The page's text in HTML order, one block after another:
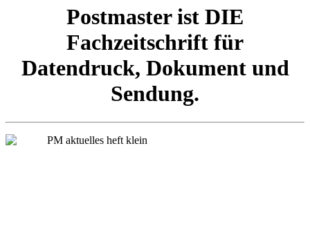
Postmaster ist DIE
Fachzeitschrift für
Datendruck, Dokument und
Sendung.